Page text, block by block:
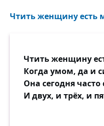
Чтить женщину есть
Чтить женщину
Когда умом, да и
Она сегодня
И двух, и трёх, и